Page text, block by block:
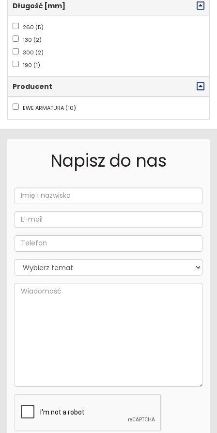
Długość [mm]
260 (5)
130 (2)
300 (2)
190 (1)
Producent
EWE ARMATURA (10)
Napisz do nas